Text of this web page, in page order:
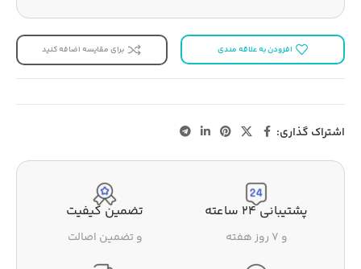
افزودن به علاقه مندی برای مقایسه اضافه کنید
اشتراک گذاری:
پشتیبانی ۲۴ ساعته
و ۷ روز هفته
تضمین کیفیت
و تضمین اصالت